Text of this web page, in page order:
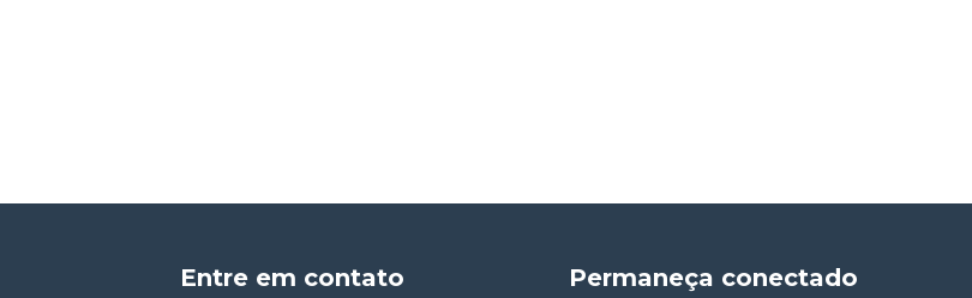
Entre em contato Permaneça conectado